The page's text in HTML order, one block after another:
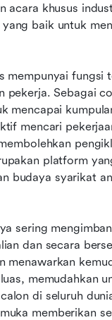
acara khusus
baik untuk
mempunyai fungsi
pekerja. Sebagai
mencapai
mencari
platform
budaya syarikat
sering
dan secara
menawarkan
memudahkan
di seluruh
memberikan